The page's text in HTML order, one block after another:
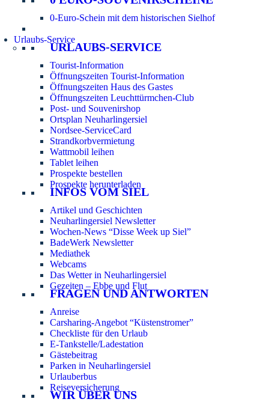
0-Euro-Schein mit dem historischen Sielhof
Urlaubs-Service
URLAUBS-SERVICE
Tourist-Information
Öffnungszeiten Tourist-Information
Öffnungszeiten Haus des Gastes
Öffnungszeiten Leuchttürmchen-Club
Post- und Souvenirshop
Ortsplan Neuharlingersiel
Nordsee-ServiceCard
Strandkorbvermietung
Wattmobil leihen
Tablet leihen
Prospekte bestellen
Prospekte herunterladen
INFOS VOM SIEL
Artikel und Geschichten
Neuharlingersiel Newsletter
Wochen-News “Disse Week up Siel”
BadeWerk Newsletter
Mediathek
Webcams
Das Wetter in Neuharlingersiel
Gezeiten – Ebbe und Flut
FRAGEN UND ANTWORTEN
Anreise
Carsharing-Angebot “Küstenstromer”
Checkliste für den Urlaub
E-Tankstelle/Ladestation
Gästebeitrag
Parken in Neuharlingersiel
Urlauberbus
Reiseversicherung
WIR ÜBER UNS